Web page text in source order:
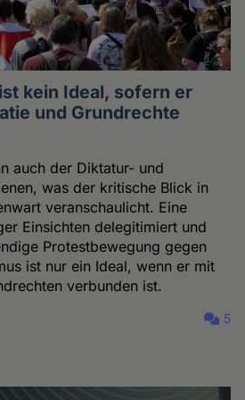
kein Ideal, sofern er
und Grundrechte
auch der Diktatur- und
was der kritische Blick in
veranschaulicht. Eine
Einsichten delegitimiert und
Protestbewegung gegen
ist nur ein Ideal, wenn er mit
verbunden ist.
5